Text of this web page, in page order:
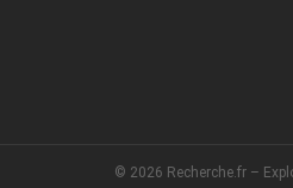
© 2026 Recherche.fr –